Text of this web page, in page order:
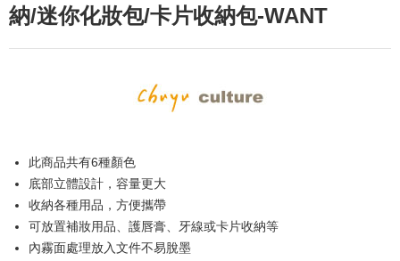
納/迷你化妝包/卡片收納包-WANT
此商品共有6種顏色
底部立體設計，容量更大
收納各種用品，方便攜帶
可放置補妝用品、護唇膏、牙線或卡片收納等
內霧面處理放入文件不易脫墨